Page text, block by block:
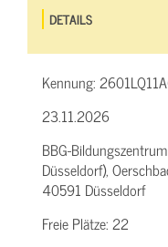
DETAILS
Kennung:
23.11.2026
BBG-
Düsseldorf),
40591 Düsseldorf
Freie Plätze:22